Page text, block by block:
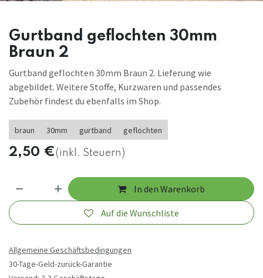
Gurtband geflochten 30mm
Braun 2
Gurtband geflochten 30mm Braun 2. Lieferung wie
abgebildet. Weitere Stoffe, Kurzwaren und passendes
Zubehör findest du ebenfalls im Shop.
braun 30mm gurtband geflochten
2,50 €(inkl. Steuern)
In den Warenkorb
Auf die Wunschliste
Allgemeine Geschäftsbedingungen
30-Tage-Geld-zurück-Garantie